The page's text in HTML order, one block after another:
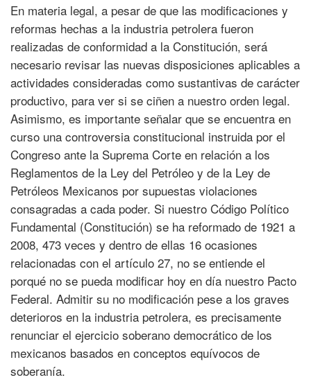
En materia legal, a pesar de que las modificaciones y
reformas hechas a la industria petrolera fueron
realizadas de conformidad a la Constitución, será
necesario revisar las nuevas disposiciones aplicables a
actividades consideradas como sustantivas de carácter
productivo, para ver si se ciñen a nuestro orden legal.
Asimismo, es importante señalar que se encuentra en
curso una controversia constitucional instruida por el
Congreso ante la Suprema Corte en relación a los
Reglamentos de la Ley del Petróleo y de la Ley de
Petróleos Mexicanos por supuestas violaciones
consagradas a cada poder. Si nuestro Código Político
Fundamental (Constitución) se ha reformado de 1921 a
2008, 473 veces y dentro de ellas 16 ocasiones
relacionadas con el artículo 27, no se entiende el
porqué no se pueda modificar hoy en día nuestro Pacto
Federal. Admitir su no modificación pese a los graves
deterioros en la industria petrolera, es precisamente
renunciar el ejercicio soberano democrático de los
mexicanos basados en conceptos equívocos de
soberanía.